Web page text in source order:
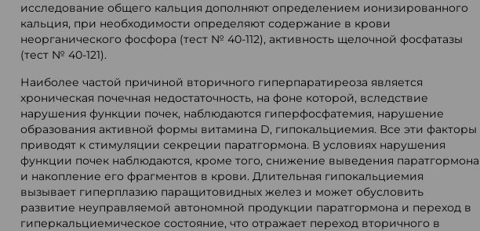
исследование общего кальция дополняют определением ионизированного
кальция, при необходимости определяют содержание в крови
неорганического фосфора (тест № 40-112), активность щелочной фосфатазы
(тест № 40-121).
Наиболее частой причиной вторичного гиперпаратиреоза является
хроническая почечная недостаточность, на фоне которой, вследствие
нарушения функции почек, наблюдаются гиперфосфатемия, нарушение
образования активной формы витамина D, гипокальциемия. Все эти факторы
приводят к стимуляции секреции паратгормона. В условиях нарушения
функции почек наблюдаются, кроме того, снижение выведения паратгормона
и накопление его фрагментов в крови. Длительная гипокальциемия
вызывает гиперплазию паращитовидных желез и может обусловить
развитие неуправляемой автономной продукции паратгормона и переход в
гиперкальциемическое состояние, что отражает переход вторичного в